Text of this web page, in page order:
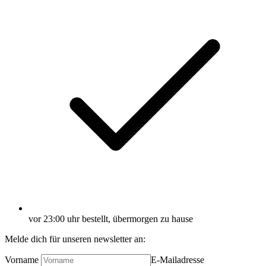
vor 23:00 uhr bestellt, übermorgen zu hause
Melde dich für unseren newsletter an:
Vorname E-Mailadresse